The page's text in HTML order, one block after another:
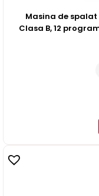
Masina de
Clasa B, 12